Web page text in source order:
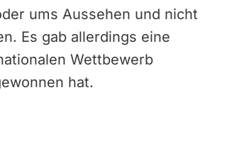
ums Aussehen und nicht
Es gab allerdings eine
Wettbewerb
hat.